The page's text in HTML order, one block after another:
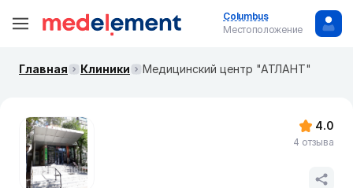
Columbus
Местоположение
Главная Клиники Медицинский центр "АТЛАНТ"
4.0
4 отзыва